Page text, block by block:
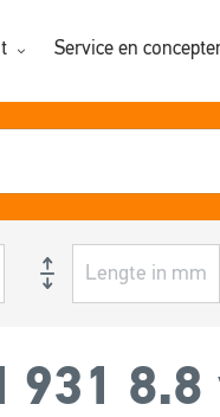
Service en
931